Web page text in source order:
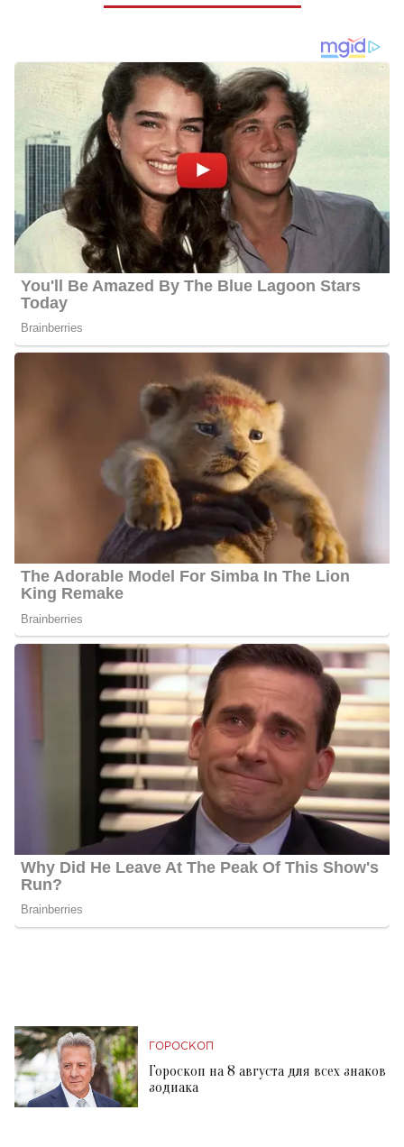
ГОРОСКОП
Гороскоп на 8 августа для всех знаков
зодиака